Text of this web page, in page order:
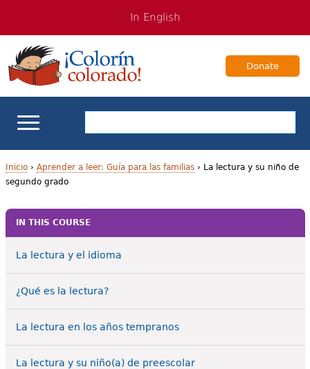
navigation
Content
In English
Donate
Apoyo escolar
Para Familias
Inicio› Aprender a leer: Guía para las familias› La lectura y su niño de
segundo grado
IN THIS COURSE
La lectura y el idioma
¿Qué es la lectura?
La lectura en los años tempranos
La lectura y su niño(a) de preescolar